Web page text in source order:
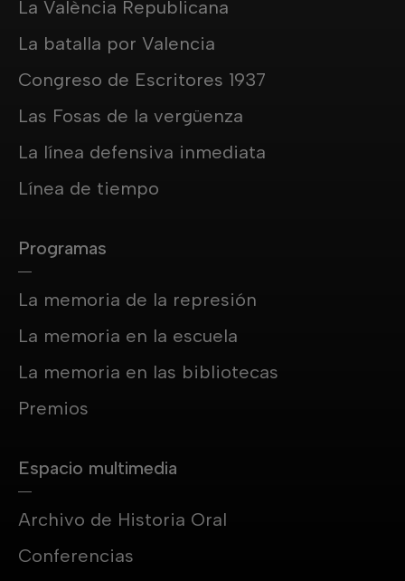
La València Republicana
La batalla por Valencia
Congreso de Escritores 1937
Las Fosas de la vergüenza
La línea defensiva inmediata
Línea de tiempo
Programas
La memoria de la represión
La memoria en la escuela
La memoria en las bibliotecas
Premios
Espacio multimedia
Archivo de Historia Oral
Conferencias